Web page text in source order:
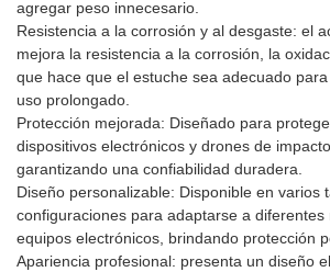
agregar peso innecesario.
Resistencia a la corrosión y al desgaste: el
mejora la resistencia a la corrosión, la
que hace que el estuche sea adecuado
uso prolongado.
Protección mejorada: Diseñado para
dispositivos electrónicos y drones de
garantizando una confiabilidad duradera.
Diseño personalizable: Disponible en varios
configuraciones para adaptarse a
equipos electrónicos, brindando protección
Apariencia profesional: presenta un diseño